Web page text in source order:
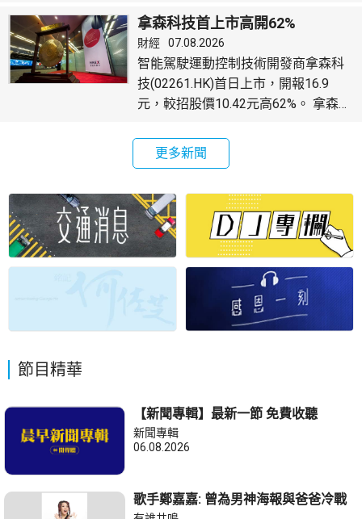
公開更多資料，檢視流動圖書館的選
址，未來...
但都未能察覺事主嚴重發育不良。 社
署社工總工會主席梁建雄在本台節目
指，案發時正值疫情，當時提供社會
服務相當困難，估計可能導致家訪次
數減少，又指能否讓小朋友除下口罩
事情。他説，當時有關個案剛剛交給
非政府組織跟進，代表社署社工判斷
拿森科技首上市高開62%
財經 07.08.2026
智能駕駛運動控制技術開發商拿森科
技(02261.HK)首日上市，開報16.9
元，較招股價10.42元高62%。 拿森科
一手100股，中籤率8%。國際發售錄
得2.12倍認購。最終發售價10.42元，
元，將用作加強研發能力及進一步擴
大產品組合，擴大及升級生產及製造
能力，提升服務及提高集團的國際品
牌知名度等。
更多新聞
節目精華
【新聞專輯】最新一節 免費收聽
新聞專輯
06.08.2026
歌手鄭嘉嘉: 曾為男神海報與爸爸冷戰